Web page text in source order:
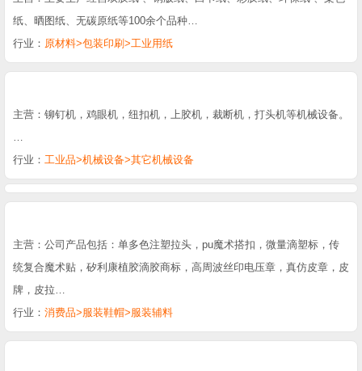
纸、晒图纸、无碳原纸等100余个品种…
行业： 原材料>包装印刷>工业用纸
主营：铆钉机，鸡眼机，纽扣机，上胶机，裁断机，打头机等机械设备。
…
行业： 工业品>机械设备>其它机械设备
主营：公司产品包括：单多色注塑拉头，pu魔术搭扣，微量滴塑标，传
统复合魔术贴，矽利康植胶滴胶商标，高周波丝印电压章，真仿皮章，皮
牌，皮拉…
行业： 消费品>服装鞋帽>服装辅料